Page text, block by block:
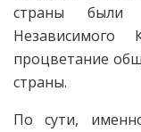
страны были
Независимого
процветание
страны.
По сути,